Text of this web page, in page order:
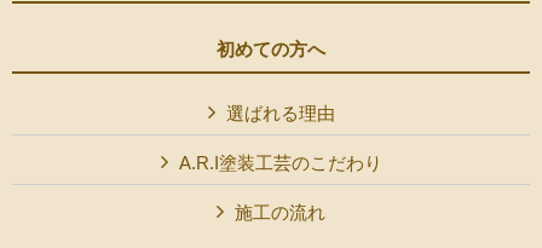
初めての方へ
選ばれる理由
A.R.I塗装工芸のこだわり
施工の流れ